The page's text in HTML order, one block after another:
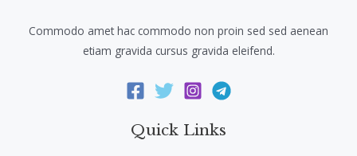
Commodo amet hac commodo non proin sed sed aenean
etiam gravida cursus gravida eleifend.
Quick Links